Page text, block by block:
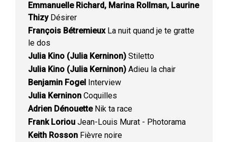
Emmanuelle Richard, Marina Rollman, Laurine
ThizyDésirer
François BétremieuxLa nuit quand je te gratte
le dos
Julia Kino (Julia Kerninon) Stiletto
Julia Kino (Julia Kerninon) Adieu la chair
Benjamin Fogel Interview
Julia Kerninon Coquilles
Adrien DénouetteNik ta race
Frank Loriou Jean-Louis Murat - Photorama
Keith Rosson Fièvre noire